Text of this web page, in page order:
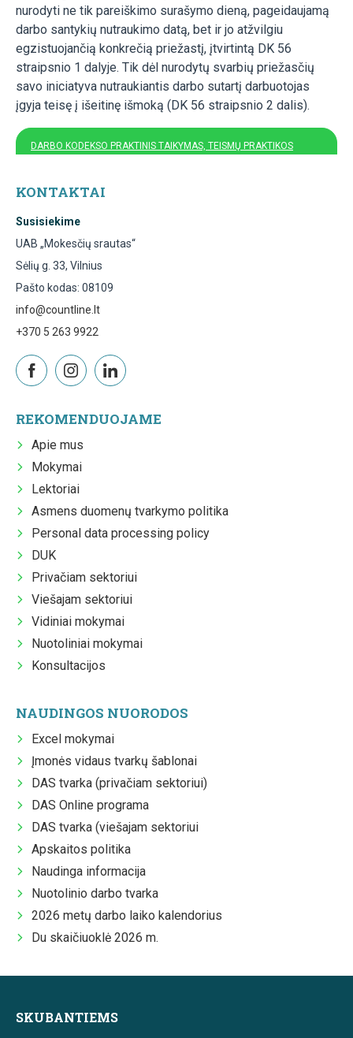
nurodyti ne tik pareiškimo surašymo dieną, pageidaujamą
darbo santykių nutraukimo datą, bet ir jo atžvilgiu
egzistuojančią konkrečią priežastį, įtvirtintą DK 56
straipsnio 1 dalyje. Tik dėl nurodytų svarbių priežasčių
savo iniciatyva nutraukiantis darbo sutartį darbuotojas
įgyja teisę į išeitinę išmoką (DK 56 straipsnio 2 dalis).
DARBO KODEKSO PRAKTINIS TAIKYMAS, TEISMŲ PRAKTIKOS
KONTAKTAI
Susisiekime
UAB „Mokesčių srautas“
Sėlių g. 33, Vilnius
Pašto kodas: 08109
info@countline.lt
+370 5 263 9922
REKOMENDUOJAME
Apie mus
Mokymai
Lektoriai
Asmens duomenų tvarkymo politika
Personal data processing policy
DUK
Privačiam sektoriui
Viešajam sektoriui
Vidiniai mokymai
Nuotoliniai mokymai
Konsultacijos
NAUDINGOS NUORODOS
Excel mokymai
Įmonės vidaus tvarkų šablonai
DAS tvarka (privačiam sektoriui)
DAS Online programa
DAS tvarka (viešajam sektoriui
Apskaitos politika
Naudinga informacija
Nuotolinio darbo tvarka
2026 metų darbo laiko kalendorius
Du skaičiuoklė 2026 m.
SKUBANTIEMS